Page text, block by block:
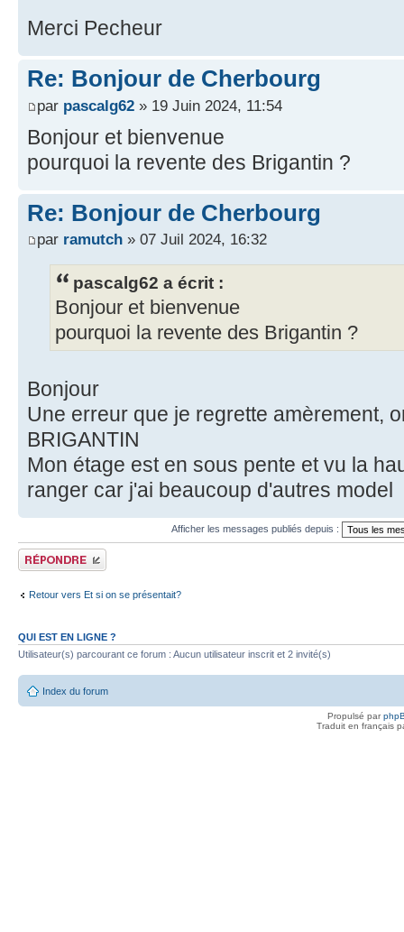
Merci Pecheur
Re: Bonjour de Cherbourg
par pascalg62 » 19 Juin 2024, 11:54
Bonjour et bienvenue
pourquoi la revente des Brigantin ?
Re: Bonjour de Cherbourg
par ramutch » 07 Juil 2024, 16:32
pascalg62 a écrit :
Bonjour et bienvenue
pourquoi la revente des Brigantin ?
Bonjour
Une erreur que je regrette amèrement,
BRIGANTIN
Mon étage est en sous pente et vu la
ranger car j'ai beaucoup d'autres model
Afficher les messages publiés depuis :
Publier une réponse
Retour vers Et si on se présentait?
QUI EST EN LIGNE ?
Utilisateur(s) parcourant ce forum : Aucun utilisateur inscrit et 2 invité(s)
Index du forum
Propulsé par
Traduit en français